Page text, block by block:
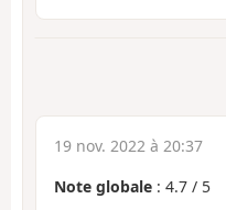
19 nov. 2022 à 20:37
Note globale : 4.7 / 5